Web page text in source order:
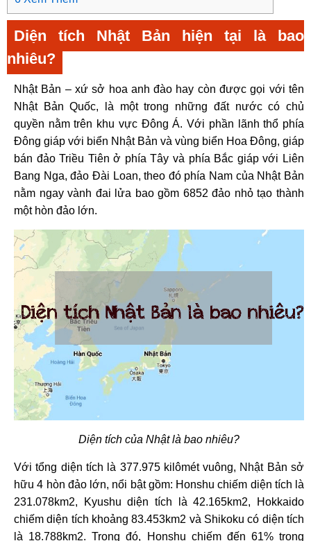
Diện tích Nhật Bản hiện tại là bao
nhiêu?
Nhật Bản – xứ sở hoa anh đào hay còn được gọi với tên
Nhật Bản Quốc, là một trong những đất nước có chủ
quyền nằm trên khu vực Đông Á. Với phần lãnh thổ phía
Đông giáp với biển Nhật Bản và vùng biển Hoa Đông, giáp
bán đảo Triều Tiên ở phía Tây và phía Bắc giáp với Liên
Bang Nga, đảo Đài Loan, theo đó phía Nam của Nhật Bản
nằm ngay vành đai lửa bao gồm 6852 đảo nhỏ tạo thành
một hòn đảo lớn.
Diện tích của Nhật là bao nhiêu?
Với tổng diện tích là 377.975 kilômét vuông, Nhật Bản sở
hữu 4 hòn đảo lớn, nổi bật gồm: Honshu chiếm diện tích là
231.078km2, Kyushu diện tích là 42.165km2, Hokkaido
chiếm diện tích khoảng 83.453km2 và Shikoku có diện tích
là 18.788km2. Trong đó, Honshu chiếm đến 61% trong